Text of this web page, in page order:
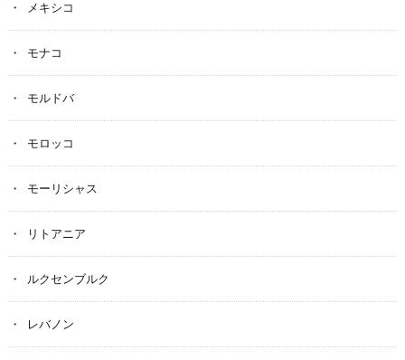
メキシコ
モナコ
モルドバ
モロッコ
モーリシャス
リトアニア
ルクセンブルク
レバノン